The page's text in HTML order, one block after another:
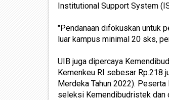
Institutional Support System
"Pendanaan difokuskan untuk
luar kampus minimal 20 sks,
UIB juga dipercaya
Kemenkeu RI sebesar Rp.218
Merdeka Tahun 2022).
seleksi Kemendibudristek dan